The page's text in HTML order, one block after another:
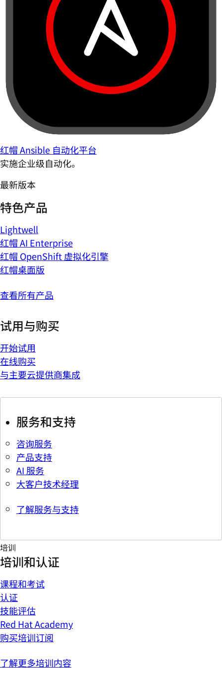
红帽 Ansible 自动化平台
实施企业级自动化。
最新版本
特色产品
Lightwell
红帽 AI Enterprise
红帽 OpenShift 虚拟化引擎
红帽桌面版
查看所有产品
试用与购买
开始试用
在线购买
与主要云提供商集成
服务和支持
咨询服务
产品支持
AI 服务
大客户技术经理
了解服务与支持
培训
培训和认证
课程和考试
认证
技能评估
Red Hat Academy
购买培训订阅
了解更多培训内容